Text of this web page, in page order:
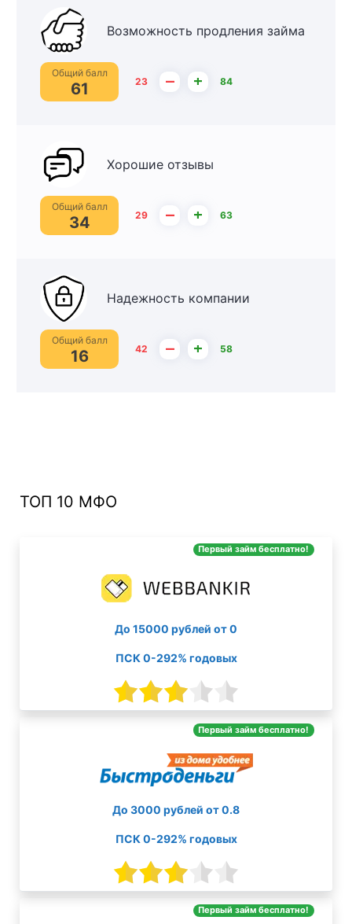
Возможность продления займа
Общий балл
61 23 – + 84
Хорошие отзывы
Общий балл
34 29 – + 63
Надежность компании
Общий балл
16 42 – + 58
ТОП 10 МФО
Первый займ бесплатно!
До 15000 рублей от 0
ПСК 0-292% годовых
Первый займ бесплатно!
До 3000 рублей от 0.8
ПСК 0-292% годовых
Первый займ бесплатно!